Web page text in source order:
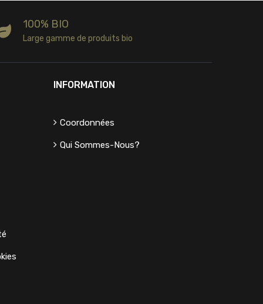
100% BIO
Large gamme de produits bio
INFORMATION
Coordonnées
Qui Sommes-Nous?